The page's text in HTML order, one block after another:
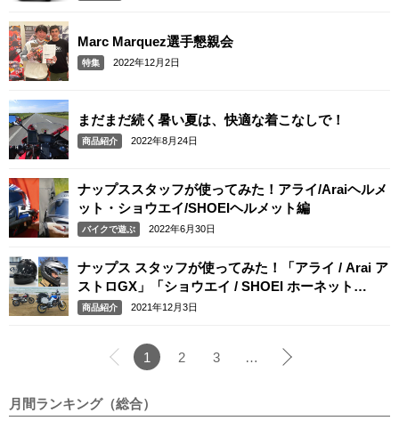
Marc Marquez選手懇親会
特集 2022年12月2日
まだまだ続く暑い夏は、快適な着こなしで！
商品紹介 2022年8月24日
ナップススタッフが使ってみた！アライ/Araiヘルメ
ット・ショウエイ/SHOEIヘルメット編
バイクで遊ぶ 2022年6月30日
ナップス スタッフが使ってみた！「アライ / Arai ア
ストロGX」「ショウエイ / SHOEI ホーネット
ADV」
商品紹介 2021年12月3日
1 2 3 …
月間ランキング（総合）